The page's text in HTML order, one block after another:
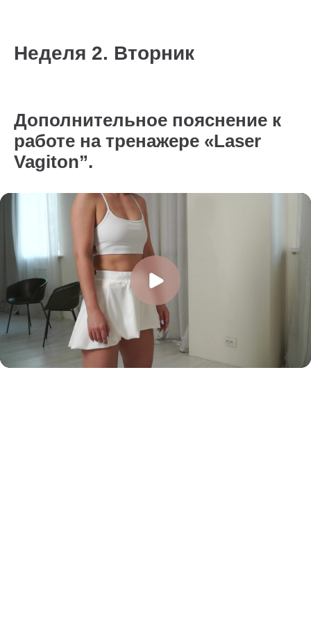
Неделя 2. Вторник
Дополнительное пояснение к
работе на тренажере «Laser
Vagiton”.